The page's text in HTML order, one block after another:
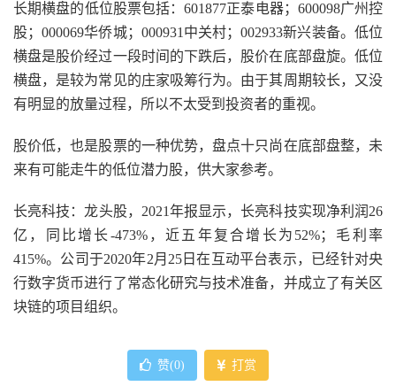
长期横盘的低位股票包括：601877正泰电器；600098广州控
股；000069华侨城；000931中关村；002933新兴装备。低位
横盘是股价经过一段时间的下跌后，股价在底部盘旋。低位
横盘，是较为常见的庄家吸筹行为。由于其周期较长，又没
有明显的放量过程，所以不太受到投资者的重视。
股价低，也是股票的一种优势，盘点十只尚在底部盘整，未
来有可能走牛的低位潜力股，供大家参考。
长亮科技：龙头股，2021年报显示，长亮科技实现净利润26
亿，同比增长-473%，近五年复合增长为52%；毛利率
415%。公司于2020年2月25日在互动平台表示，已经针对央
行数字货币进行了常态化研究与技术准备，并成立了有关区
块链的项目组织。
赞(0) 打赏